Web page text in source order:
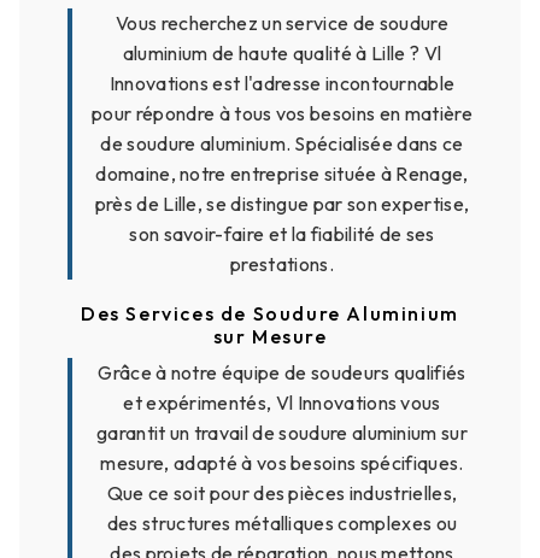
Vous recherchez un service de soudure
aluminium de haute qualité à Lille ? Vl
Innovations est l'adresse incontournable
pour répondre à tous vos besoins en matière
de soudure aluminium. Spécialisée dans ce
domaine, notre entreprise située à Renage,
près de Lille, se distingue par son expertise,
son savoir-faire et la fiabilité de ses
prestations.
Des Services de Soudure Aluminium
sur Mesure
Grâce à notre équipe de soudeurs qualifiés
et expérimentés, Vl Innovations vous
garantit un travail de soudure aluminium sur
mesure, adapté à vos besoins spécifiques.
Que ce soit pour des pièces industrielles,
des structures métalliques complexes ou
des projets de réparation, nous mettons